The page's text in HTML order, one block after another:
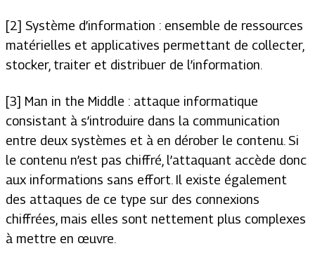
[2] Système d’information : ensemble de ressources
matérielles et applicatives permettant de collecter,
stocker, traiter et distribuer de l’information.
[3] Man in the Middle : attaque informatique
consistant à s’introduire dans la communication
entre deux systèmes et à en dérober le contenu. Si
le contenu n’est pas chiffré, l’attaquant accède donc
aux informations sans effort. Il existe également
des attaques de ce type sur des connexions
chiffrées, mais elles sont nettement plus complexes
à mettre en œuvre.